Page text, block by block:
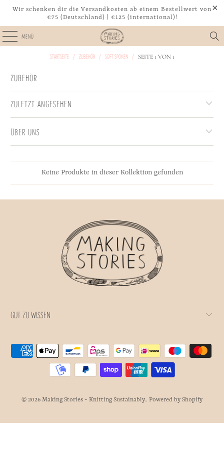
Wir schenken dir die Versandkosten ab einem Bestellwert von
€75 (Deutschland) | €125 (international)!
MENÜ
STARTSEITE / ZUBEHÖR / SOFT SPOKEN / SEITE 1 VON 1
ZUBEHÖR
ZULETZT ANGESEHEN
ÜBER UNS
Keine Produkte in dieser Kollektion gefunden
GUT ZU WISSEN
© 2026 Making Stories - Knitting Sustainably.. Powered by Shopify